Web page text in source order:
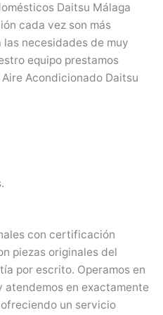
Daitsu Málaga
cada vez son más
necesidades de muy
equipo prestamos
Acondicionado Daitsu
con certificación
piezas originales del
por escrito. Operamos en
en exactamente
un servicio